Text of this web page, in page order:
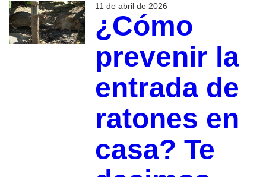
11 de abril de 2026
¿Cómo
prevenir la
entrada de
ratones en
casa? Te